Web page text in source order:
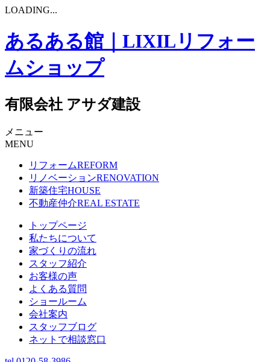
LOADING...
あるある館｜LIXILリフォー
ムショップ
有限会社 アサダ建設
メニュー
MENU
リフォームREFORM
リノベーションRENOVATION
新築住宅HOUSE
不動産仲介REAL ESTATE
トップページ
私たちについて
家づくりの流れ
スタッフ紹介
お客様の声
よくある質問
ショールーム
会社案内
スタッフブログ
ネットで相談窓口